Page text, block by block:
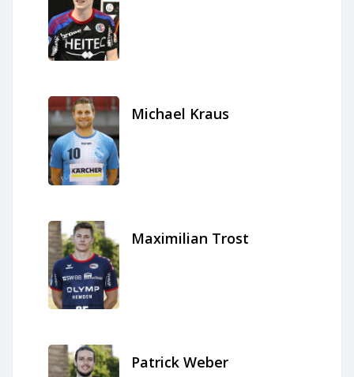
Michael Kraus
Maximilian Trost
Patrick Weber